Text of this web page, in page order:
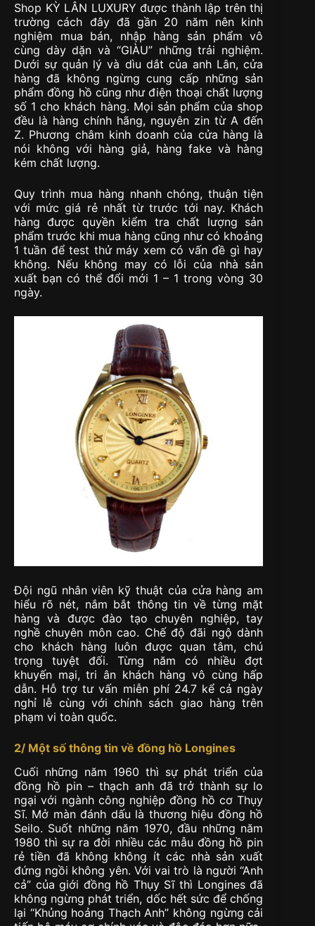
Shop KỲ LÂN LUXURY được thành lập trên thị
trường cách đây đã gần 20 năm nên kinh
nghiệm mua bán, nhập hàng sản phẩm vô
cùng dày dặn và “GIÀU” những trải nghiệm.
Dưới sự quản lý và dìu dắt của anh Lân, cửa
hàng đã không ngừng cung cấp những sản
phẩm đồng hồ cũng như điện thoại chất lượng
số 1 cho khách hàng. Mọi sản phẩm của shop
đều là hàng chính hãng, nguyên zin từ A đến
Z. Phương châm kinh doanh của cửa hàng là
nói không với hàng giả, hàng fake và hàng
kém chất lượng.
Quy trình mua hàng nhanh chóng, thuận tiện
với mức giá rẻ nhất từ trước tới nay. Khách
hàng được quyền kiểm tra chất lượng sản
phẩm trước khi mua hàng cũng như có khoảng
1 tuần để test thử máy xem có vấn đề gì hay
không. Nếu không may có lỗi của nhà sản
xuất bạn có thể đổi mới 1 – 1 trong vòng 30
ngày.
Đội ngũ nhân viên kỹ thuật của cửa hàng am
hiểu rõ nét, nắm bắt thông tin về từng mặt
hàng và được đào tạo chuyên nghiệp, tay
nghề chuyên môn cao. Chế độ đãi ngộ dành
cho khách hàng luôn được quan tâm, chú
trọng tuyệt đối. Từng năm có nhiều đợt
khuyến mại, tri ân khách hàng vô cùng hấp
dẫn. Hỗ trợ tư vấn miễn phí 24.7 kể cả ngày
nghỉ lễ cùng với chính sách giao hàng trên
phạm vi toàn quốc.
2/ Một số thông tin về đồng hồ Longines
Cuối những năm 1960 thì sự phát triển của
đồng hồ pin – thạch anh đã trở thành sự lo
ngại với ngành công nghiệp đồng hồ cơ Thụy
Sĩ. Mở màn đánh dấu là thương hiệu đồng hồ
Seilo. Suốt những năm 1970, đầu những năm
1980 thì sự ra đời nhiều các mẫu đồng hồ pin
rẻ tiền đã không không ít các nhà sản xuất
đứng ngồi không yên. Với vai trò là người “Anh
cả” của giới đồng hồ Thụy Sĩ thì Longines đã
không ngừng phát triển, dốc hết sức để chống
lại “Khủng hoảng Thạch Anh” không ngừng cải